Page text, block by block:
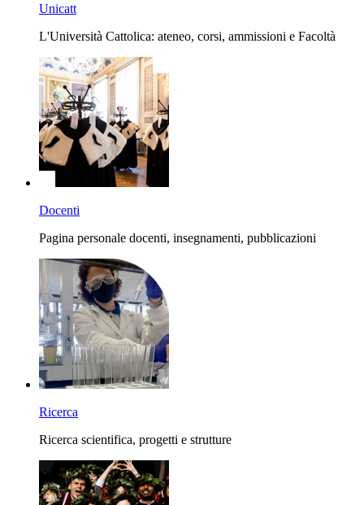
Unicatt
L'Università Cattolica: ateneo, corsi, ammissioni e Facoltà
Docenti
Pagina personale docenti, insegnamenti, pubblicazioni
Ricerca
Ricerca scientifica, progetti e strutture